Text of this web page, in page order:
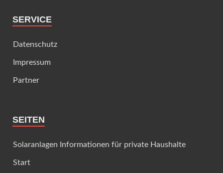
SERVICE
Datenschutz
Impressum
Partner
SEITEN
Solaranlagen Informationen für private Haushalte
Start